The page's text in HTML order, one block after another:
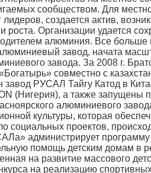
сообществом. Для
создается актив,
роста. Организации удается
алюминия. Все больше
завод, начата
завода. За 2008 г.
совместно с
завод РУСАЛ Тайгу Катод в
(Нигерия), а также запущены
алюминиевого
культуры, которая
социальных проектов,
администрирует
помощь детским домам в
на развитие массового
на реализацию